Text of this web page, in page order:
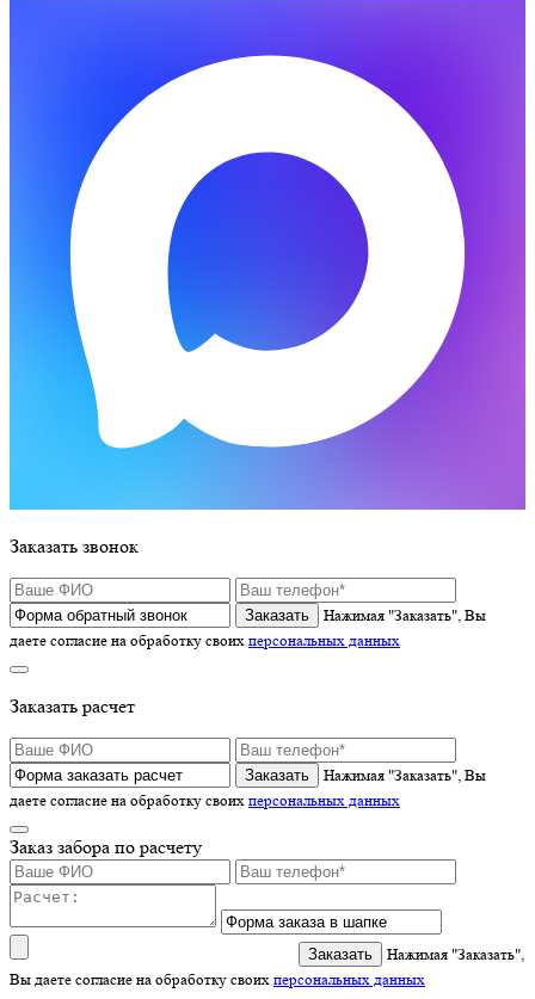
Заказать звонок
Нажимая "Заказать", Вы
даете согласие на обработку своих персональных данных
Заказать расчет
Нажимая "Заказать", Вы
даете согласие на обработку своих персональных данных
Заказ забора по расчету
Нажимая "Заказать",
Вы даете согласие на обработку своих персональных данных